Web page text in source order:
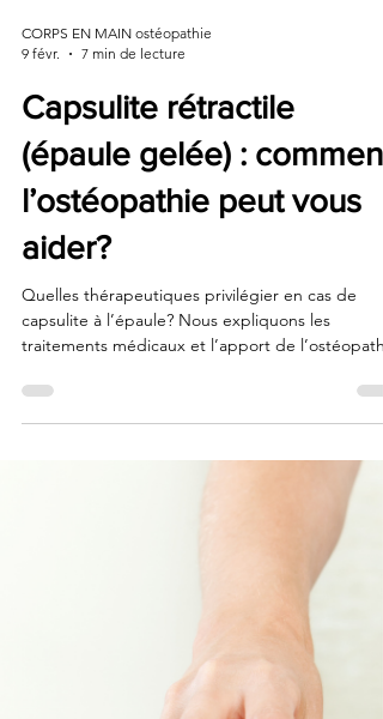
CORPS EN MAIN ostéopathie
9 févr.
7 min de lecture
Capsulite rétractile
(épaule gelée) : comment
l’ostéopathie peut vous
aider?
Quelles thérapeutiques privilégier en cas de
capsulite à l’épaule? Nous expliquons les